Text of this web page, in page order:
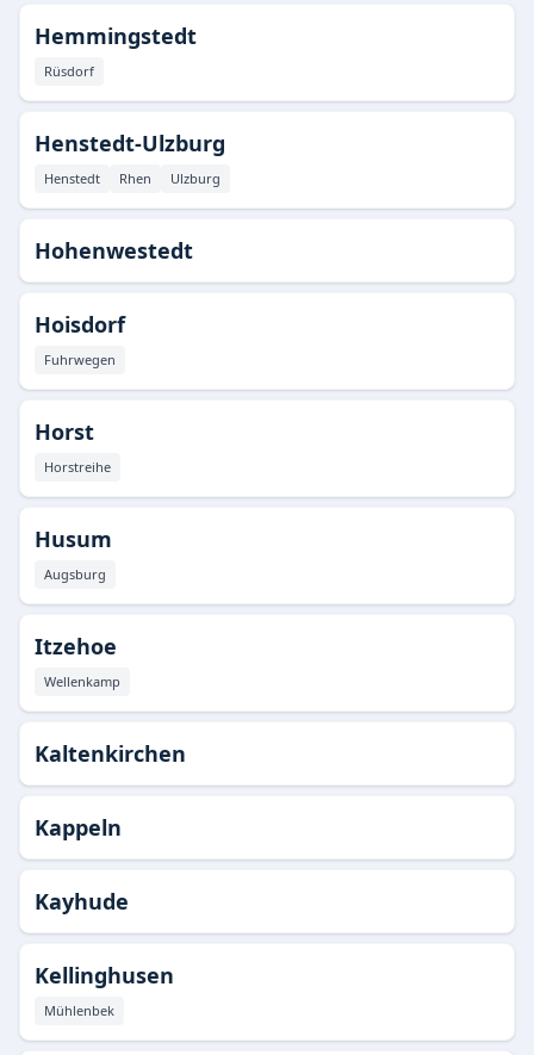
Hemmingstedt
Rüsdorf
Henstedt-Ulzburg
Henstedt Rhen Ulzburg
Hohenwestedt
Hoisdorf
Fuhrwegen
Horst
Horstreihe
Husum
Augsburg
Itzehoe
Wellenkamp
Kaltenkirchen
Kappeln
Kayhude
Kellinghusen
Mühlenbek